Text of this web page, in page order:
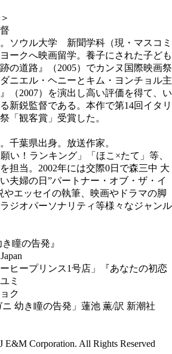
ソウル大学 新聞学科（現・マスコミ
ークへ映画留学。養子にされた子ども
の道路』（2005）でカンヌ国際映画祭
ニエル・ヘニーとキム・ヨンチョル主
（2007）を演出し高い評価を得て、い
新鋭監督である。本作で第14回イタリ
「観客賞」受賞した。
千葉県出身。放送作家。
い！ランキング」「ほこ×たて」等、
担当。2002年には交際0日で森三中 大
夫婦の日”パートナー・オブ・ザ・イ
やエッセイの執筆、映画やドラマの脚
ジオパーソナリティ等様々なジャンル
瞳の告発』
ヒープリンス1号店」『あなたの初恋
ミ
ク
幼き瞳の告発」蓮池 薫/訳 新潮社
Corporation. All Rights Reserved